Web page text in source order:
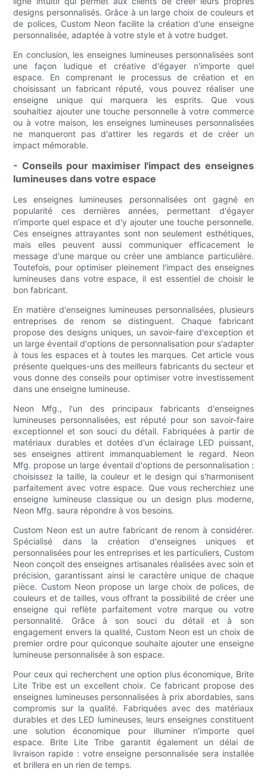
designs personnalisés. Grâce à un large choix de couleurs et
de polices, Custom Neon facilite la création d'une enseigne
personnalisée, adaptée à votre style et à votre budget.
En conclusion, les enseignes lumineuses personnalisées sont
une façon ludique et créative d'égayer n'importe quel
espace. En comprenant le processus de création et en
choisissant un fabricant réputé, vous pouvez réaliser une
enseigne unique qui marquera les esprits. Que vous
souhaitiez ajouter une touche personnelle à votre commerce
ou à votre maison, les enseignes lumineuses personnalisées
ne manqueront pas d'attirer les regards et de créer un
impact mémorable.
- Conseils pour maximiser l'impact des enseignes
lumineuses dans votre espace
Les enseignes lumineuses personnalisées ont gagné en
popularité ces dernières années, permettant d'égayer
n'importe quel espace et d'y ajouter une touche personnelle.
Ces enseignes attrayantes sont non seulement esthétiques,
mais elles peuvent aussi communiquer efficacement le
message d'une marque ou créer une ambiance particulière.
Toutefois, pour optimiser pleinement l'impact des enseignes
lumineuses dans votre espace, il est essentiel de choisir le
bon fabricant.
En matière d'enseignes lumineuses personnalisées, plusieurs
entreprises de renom se distinguent. Chaque fabricant
propose des designs uniques, un savoir-faire d'exception et
un large éventail d'options de personnalisation pour s'adapter
à tous les espaces et à toutes les marques. Cet article vous
présente quelques-uns des meilleurs fabricants du secteur et
vous donne des conseils pour optimiser votre investissement
dans une enseigne lumineuse.
Neon Mfg., l'un des principaux fabricants d'enseignes
lumineuses personnalisées, est réputé pour son savoir-faire
exceptionnel et son souci du détail. Fabriquées à partir de
matériaux durables et dotées d'un éclairage LED puissant,
ses enseignes attirent immanquablement le regard. Neon
Mfg. propose un large éventail d'options de personnalisation :
choisissez la taille, la couleur et le design qui s'harmonisent
parfaitement avec votre espace. Que vous recherchiez une
enseigne lumineuse classique ou un design plus moderne,
Neon Mfg. saura répondre à vos besoins.
Custom Neon est un autre fabricant de renom à considérer.
Spécialisé dans la création d'enseignes uniques et
personnalisées pour les entreprises et les particuliers, Custom
Neon conçoit des enseignes artisanales réalisées avec soin et
précision, garantissant ainsi le caractère unique de chaque
pièce. Custom Neon propose un large choix de polices, de
couleurs et de tailles, vous offrant la possibilité de créer une
enseigne qui reflète parfaitement votre marque ou votre
personnalité. Grâce à son souci du détail et à son
engagement envers la qualité, Custom Neon est un choix de
premier ordre pour quiconque souhaite ajouter une enseigne
lumineuse personnalisée à son espace.
Pour ceux qui recherchent une option plus économique, Brite
Lite Tribe est un excellent choix. Ce fabricant propose des
enseignes lumineuses personnalisées à prix abordables, sans
compromis sur la qualité. Fabriquées avec des matériaux
durables et des LED lumineuses, leurs enseignes constituent
une solution économique pour illuminer n'importe quel
espace. Brite Lite Tribe garantit également un délai de
livraison rapide : votre enseigne personnalisée sera installée
et brillera en un rien de temps.